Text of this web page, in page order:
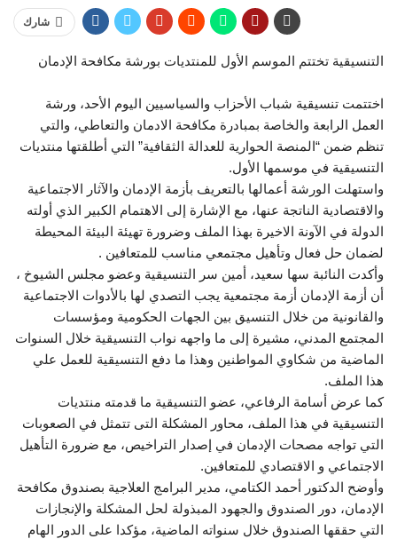
شارك
التنسيقية تختتم الموسم الأول للمنتديات بورشة مكافحة الإدمان
اختتمت تنسيقية شباب الأحزاب والسياسيين اليوم الأحد، ورشة
العمل الرابعة والخاصة بمبادرة مكافحة الادمان والتعاطي، والتي
تنظم ضمن “المنصة الحوارية للعدالة الثقافية” التي أطلقتها منتديات
التنسيقية في موسمها الأول.
واستهلت الورشة أعمالها بالتعريف بأزمة الإدمان والآثار الاجتماعية
والاقتصادية الناتجة عنها، مع الإشارة إلى الاهتمام الكبير الذي أولته
الدولة في الآونة الاخيرة بهذا الملف وضرورة تهيئة البيئة المحيطة
لضمان حل فعال وتأهيل مجتمعي مناسب للمتعافين .
وأكدت النائبة سها سعيد، أمين سر التنسيقية وعضو مجلس الشيوخ ،
أن أزمة الإدمان أزمة مجتمعية يجب التصدي لها بالأدوات الاجتماعية
والقانونية من خلال التنسيق بين الجهات الحكومية ومؤسسات
المجتمع المدني، مشيرة إلى ما واجهه نواب التنسيقية خلال السنوات
الماضية من شكاوي المواطنين وهذا ما دفع التنسيقية للعمل علي
هذا الملف.
كما عرض أسامة الرفاعي، عضو التنسيقية ما قدمته منتديات
التنسيقية في هذا الملف، محاور المشكلة التى تتمثل في الصعوبات
التي تواجه مصحات الإدمان في إصدار التراخيص، مع ضرورة التأهيل
الاجتماعي و الاقتصادي للمتعافين.
‎وأوضح الدكتور أحمد الكتامي، مدير البرامج العلاجية بصندوق مكافحة
الإدمان، دور الصندوق والجهود المبذولة لحل المشكلة والإنجازات
التي حققها الصندوق خلال سنواته الماضية، مؤكدا على الدور الهام